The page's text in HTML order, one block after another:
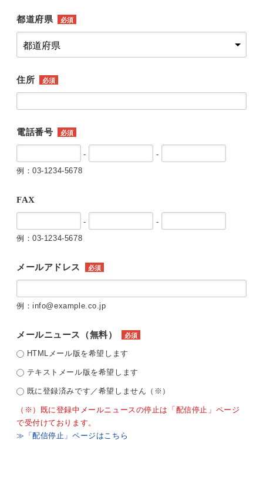
都道府県 必須
住所 必須
電話番号 必須
-
-
例：03-1234-5678
FAX
-
-
例：03-1234-5678
メールアドレス 必須
例：info@example.co.jp
メールニュース（無料） 必須
HTMLメール版を希望します
テキストメール版を希望します
既に登録済みです／希望しません（※）
（※）既に登録中メールニュースの停止は「配信停止」ページ
で受付けております。
≫「配信停止」ページはこちら